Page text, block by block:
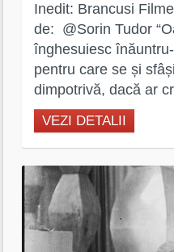
Inedit: Brancusi
de: @Sorin Tudor
înghesuiesc
pentru care se și
dimpotrivă, dacă ar
VEZI DETALII